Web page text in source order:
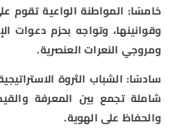
خامسًا: المواطنة الواعية تقوم
وقوانينها، وتواجه بحزم دعوات
ومروجي النعرات العنصرية.
سادسًا: الشباب الثروة
شاملة تجمع بين المعرفة
والحفاظ على الهوية.